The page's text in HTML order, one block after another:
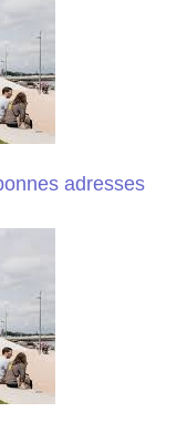
adresses